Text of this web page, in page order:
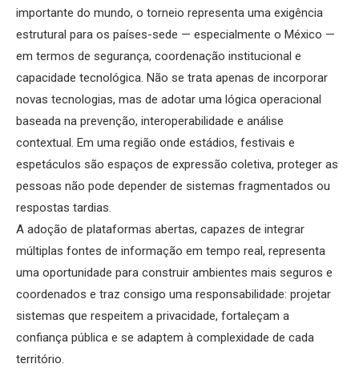
importante do mundo, o torneio representa uma exigência
estrutural para os países-sede — especialmente o México —
em termos de segurança, coordenação institucional e
capacidade tecnológica. Não se trata apenas de incorporar
novas tecnologias, mas de adotar uma lógica operacional
baseada na prevenção, interoperabilidade e análise
contextual. Em uma região onde estádios, festivais e
espetáculos são espaços de expressão coletiva, proteger as
pessoas não pode depender de sistemas fragmentados ou
respostas tardias.
A adoção de plataformas abertas, capazes de integrar
múltiplas fontes de informação em tempo real, representa
uma oportunidade para construir ambientes mais seguros e
coordenados e traz consigo uma responsabilidade: projetar
sistemas que respeitem a privacidade, fortaleçam a
confiança pública e se adaptem à complexidade de cada
território.